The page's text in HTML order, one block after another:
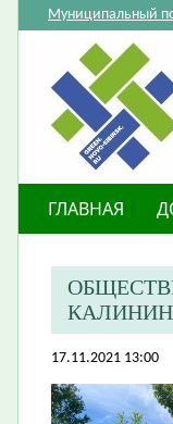
Муниципальный
ГЛАВНАЯ
17.11.2021 13:00